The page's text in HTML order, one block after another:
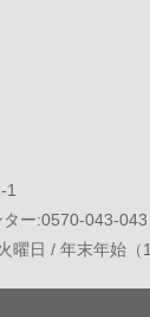
1
ー:0570-043-043
曜日 / 年末年始（